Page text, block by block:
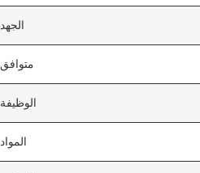
الجهد
متوافق
الوظيفة
المواد